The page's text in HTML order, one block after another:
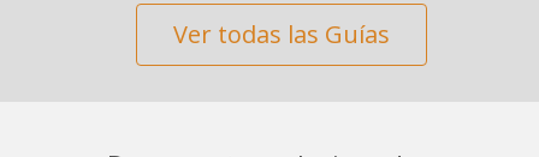
Ver todas las Guías